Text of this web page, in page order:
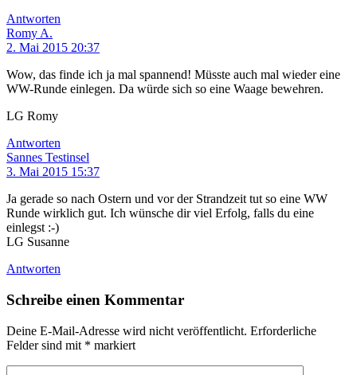
Antworten
Romy A.
2. Mai 2015 20:37
Wow, das finde ich ja mal spannend! Müsste auch mal wieder eine
WW-Runde einlegen. Da würde sich so eine Waage bewehren.
LG Romy
Antworten
Sannes Testinsel
3. Mai 2015 15:37
Ja gerade so nach Ostern und vor der Strandzeit tut so eine WW
Runde wirklich gut. Ich wünsche dir viel Erfolg, falls du eine
einlegst :-)
LG Susanne
Antworten
Schreibe einen Kommentar
Deine E-Mail-Adresse wird nicht veröffentlicht. Erforderliche
Felder sind mit * markiert